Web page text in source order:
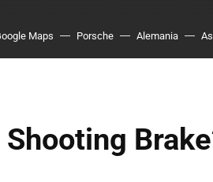
Maps Porsche Alemania